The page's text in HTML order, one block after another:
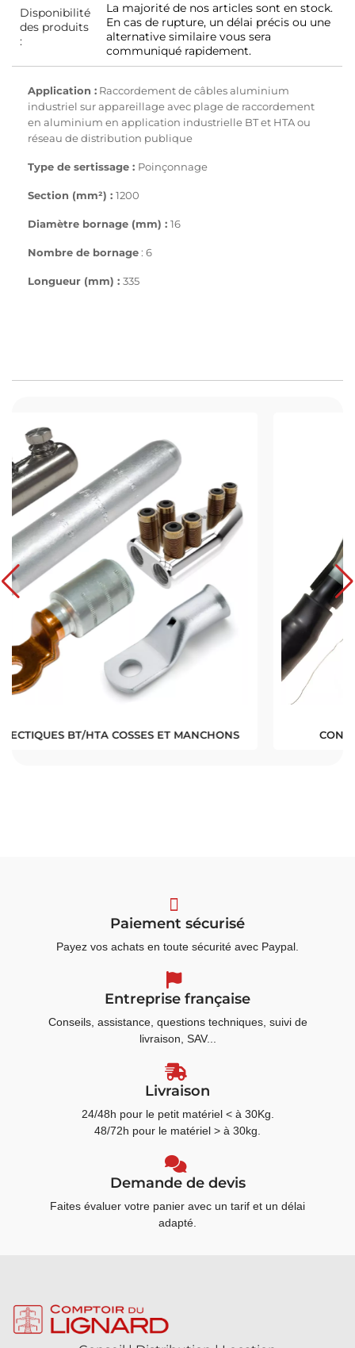
Disponibilité
des produits
:
La majorité de nos articles sont en stock.
En cas de rupture, un délai précis ou une
alternative similaire vous sera
communiqué rapidement.
Application : Raccordement de câbles aluminium
industriel sur appareillage avec plage de raccordement
en aluminium en application industrielle BT et HTA ou
réseau de distribution publique
Type de sertissage : Poinçonnage
Section (mm²) : 1200
Diamètre bornage (mm) : 16
Nombre de bornage: 6
Longueur (mm) : 335
CONNECTIONS HAUTE TENSION (HTA)
Paiement sécurisé
Payez vos achats en toute sécurité avec Paypal.
Entreprise française
Conseils, assistance, questions techniques, suivi de
livraison, SAV...
Livraison
24/48h pour le petit matériel < à 30Kg.
48/72h pour le matériel > à 30kg.
Demande de devis
Faites évaluer votre panier avec un tarif et un délai
adapté.